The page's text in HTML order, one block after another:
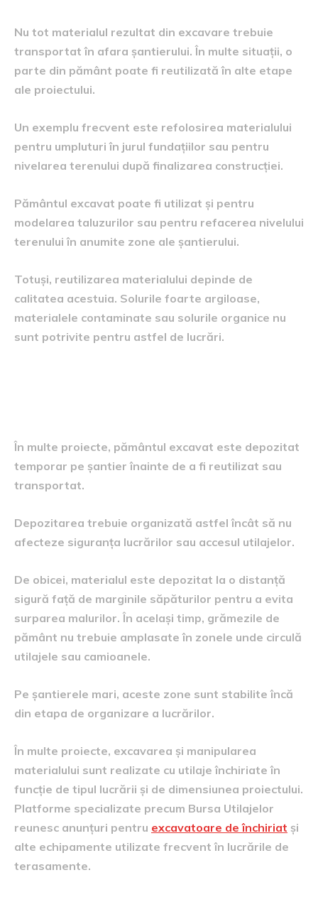
Nu tot materialul rezultat din excavare trebuie
transportat în afara șantierului. În multe situații, o
parte din pământ poate fi reutilizată în alte etape
ale proiectului.
Un exemplu frecvent este refolosirea materialului
pentru umpluturi în jurul fundațiilor sau pentru
nivelarea terenului după finalizarea construcției.
Pământul excavat poate fi utilizat și pentru
modelarea taluzurilor sau pentru refacerea nivelului
terenului în anumite zone ale șantierului.
Totuși, reutilizarea materialului depinde de
calitatea acestuia. Solurile foarte argiloase,
materialele contaminate sau solurile organice nu
sunt potrivite pentru astfel de lucrări.
În multe proiecte, pământul excavat este depozitat
temporar pe șantier înainte de a fi reutilizat sau
transportat.
Depozitarea trebuie organizată astfel încât să nu
afecteze siguranța lucrărilor sau accesul utilajelor.
De obicei, materialul este depozitat la o distanță
sigură față de marginile săpăturilor pentru a evita
surparea malurilor. În același timp, grămezile de
pământ nu trebuie amplasate în zonele unde circulă
utilajele sau camioanele.
Pe șantierele mari, aceste zone sunt stabilite încă
din etapa de organizare a lucrărilor.
În multe proiecte, excavarea și manipularea
materialului sunt realizate cu utilaje închiriate în
funcție de tipul lucrării și de dimensiunea proiectului.
Platforme specializate precum Bursa Utilajelor
reunesc anunțuri pentru excavatoare de închiriat și
alte echipamente utilizate frecvent în lucrările de
terasamente.